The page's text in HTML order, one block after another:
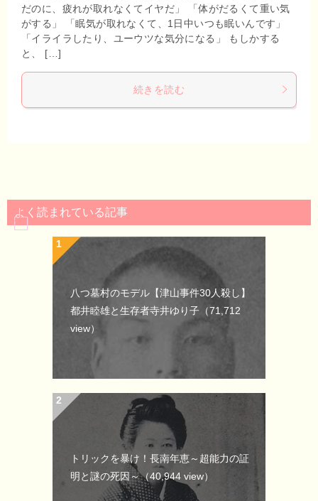
だのに、疲れが取れなくてイヤだ」 「体がだるくて重い気
がする」 「眠気が取れなくて、1日中いつも眠いんです」
「イライラしたり、ユーウツな気分になる」 もしかする
と、 […]
続きを読む
よく読まれている記事
八つ墓村のモデル【津山事件30人殺し】
都井睦雄と生存者寺井ゆり子 （71,712
view）
トリックを暴け！長南年恵～超能力の証
明と謎の死因～（40,944 view）